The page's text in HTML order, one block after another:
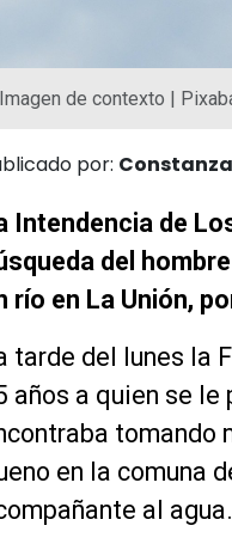
Imagen de contexto |
por:
Intendencia de
del
río en La Unión,
tarde del lunes la
años a quien se
tomando
en la comuna
al agua.